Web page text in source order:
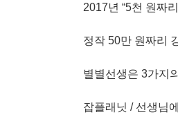
2017년 “5천 원짜
정작 50만 원짜리
별별선생은 3가지
잡플래닛 / 선생님